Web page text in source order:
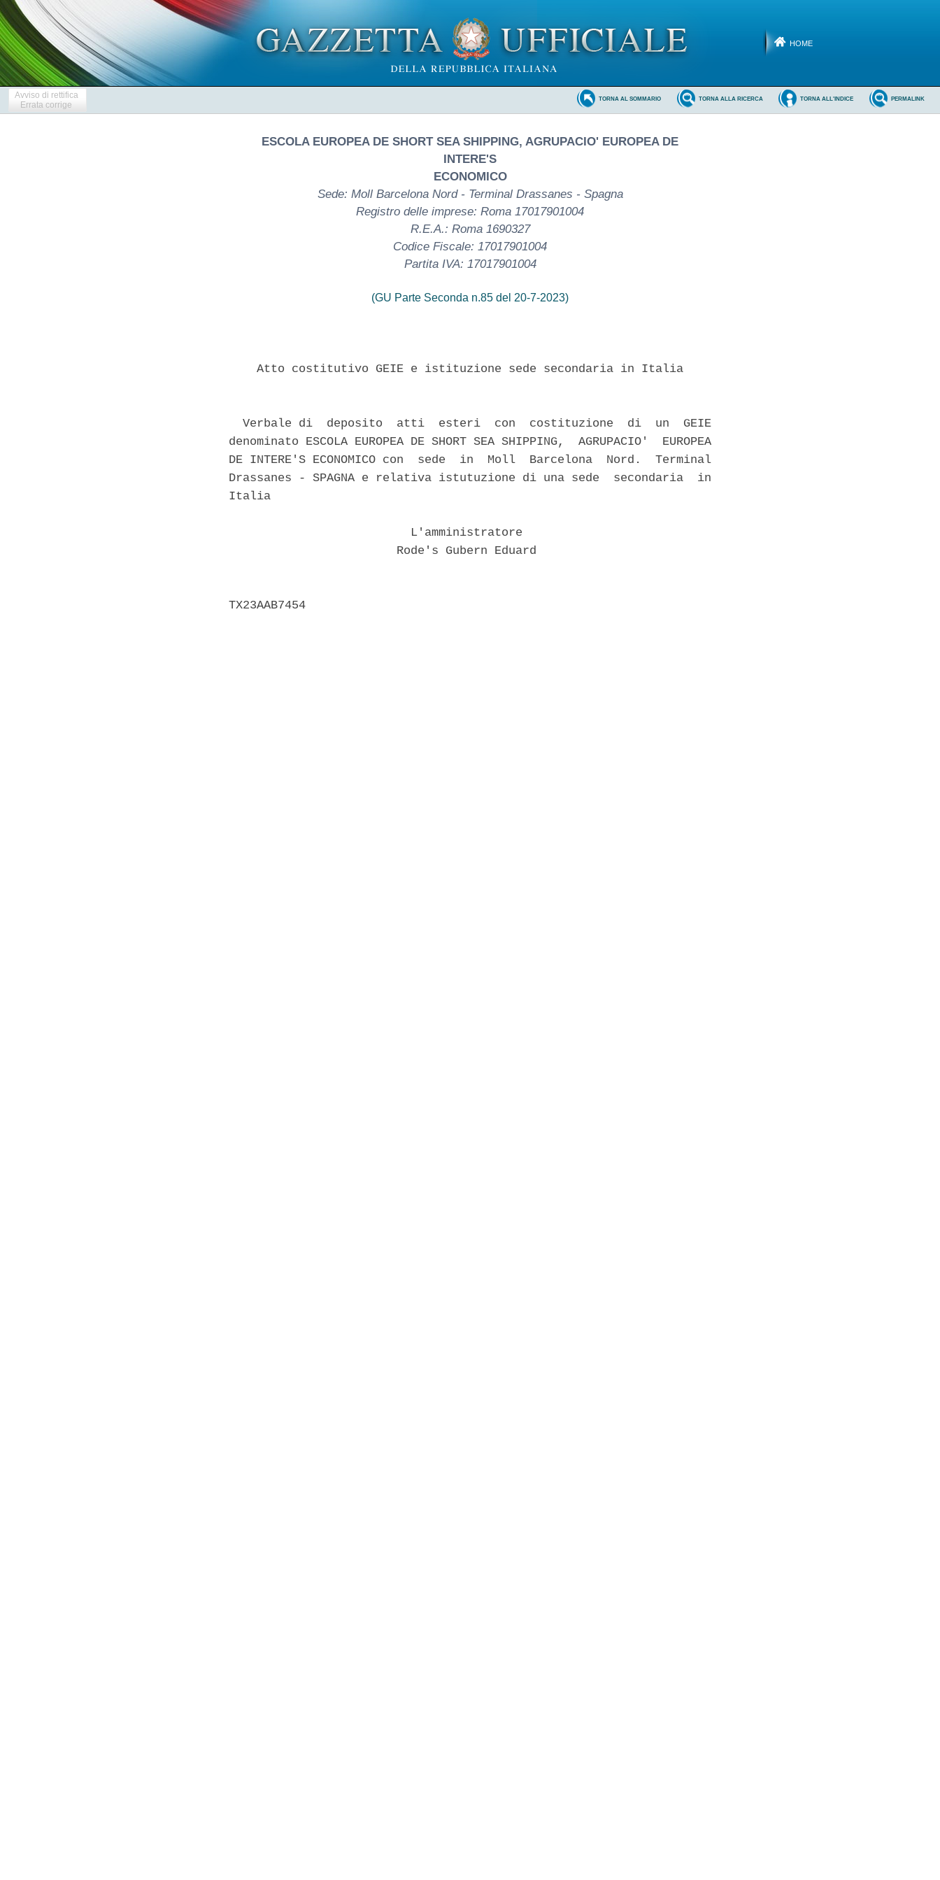
HOME
Avviso di rettifica
Errata corrige
PERMALINK
TORNA ALL'INDICE
TORNA ALLA RICERCA
TORNA AL SOMMARIO
ESCOLA EUROPEA DE SHORT SEA SHIPPING, AGRUPACIO' EUROPEA DE
INTERE'S
ECONOMICO
Sede: Moll Barcelona Nord - Terminal Drassanes - Spagna
Registro delle imprese: Roma 17017901004
R.E.A.: Roma 1690327
Codice Fiscale: 17017901004
Partita IVA: 17017901004
(GU Parte Seconda n.85 del 20-7-2023)
    Atto costitutivo GEIE e istituzione sede secondaria in Italia
  Verbale di  deposito  atti  esteri  con  costituzione  di  un  GEIE
denominato ESCOLA EUROPEA DE SHORT SEA SHIPPING,  AGRUPACIO'  EUROPEA
DE INTERE'S ECONOMICO con  sede  in  Moll  Barcelona  Nord.  Terminal
Drassanes - SPAGNA e relativa istutuzione di una sede  secondaria  in
Italia
                          L'amministratore
                        Rode's Gubern Eduard